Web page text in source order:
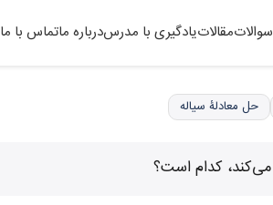
سوالاتمقالاتیادگیری با مدرسدرباره ماتماس با ما
حل معادلۀ سیاله